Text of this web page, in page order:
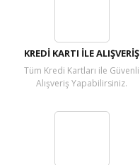
KREDİ KARTI İLE ALIŞVERİŞ
Tüm Kredi Kartları ile Güvenli
Alışveriş Yapabilirsiniz.